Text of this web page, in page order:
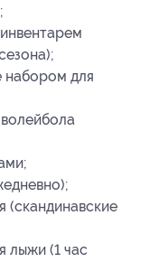
набором для
(скандинавские
лыжи (1 час